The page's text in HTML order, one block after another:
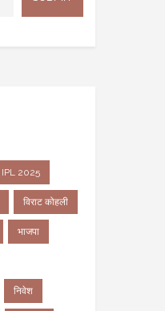
IPL 2025
विराट कोहली
भाजपा
निवेश